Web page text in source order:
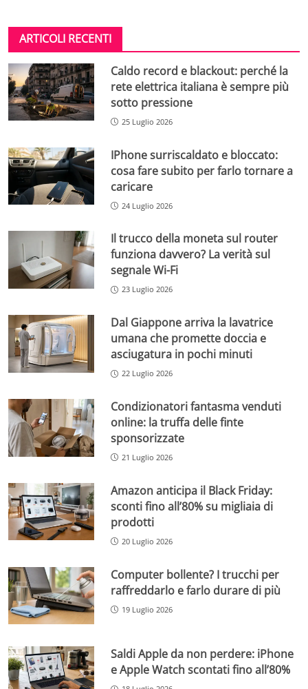
ARTICOLI RECENTI
Caldo record e blackout: perché la
rete elettrica italiana è sempre più
sotto pressione
25 Luglio 2026
IPhone surriscaldato e bloccato:
cosa fare subito per farlo tornare a
caricare
24 Luglio 2026
Il trucco della moneta sul router
funziona davvero? La verità sul
segnale Wi-Fi
23 Luglio 2026
Dal Giappone arriva la lavatrice
umana che promette doccia e
asciugatura in pochi minuti
22 Luglio 2026
Condizionatori fantasma venduti
online: la truffa delle finte
sponsorizzate
21 Luglio 2026
Amazon anticipa il Black Friday:
sconti fino all’80% su migliaia di
prodotti
20 Luglio 2026
Computer bollente? I trucchi per
raffreddarlo e farlo durare di più
19 Luglio 2026
Saldi Apple da non perdere: iPhone
e Apple Watch scontati fino all’80%